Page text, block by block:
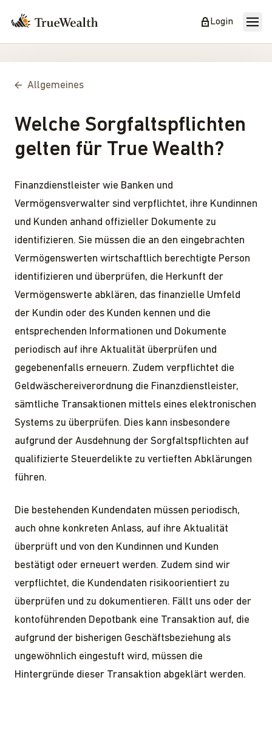
Login
Allgemeines
Welche Sorgfaltspflichten
gelten für True Wealth?
Finanzdienstleister wie Banken und
Vermögensverwalter sind verpflichtet, ihre Kundinnen
und Kunden anhand offizieller Dokumente zu
identifizieren. Sie müssen die an den eingebrachten
Vermögenswerten wirtschaftlich berechtigte Person
identifizieren und überprüfen, die Herkunft der
Vermögenswerte abklären, das finanzielle Umfeld
der Kundin oder des Kunden kennen und die
entsprechenden Informationen und Dokumente
periodisch auf ihre Aktualität überprüfen und
gegebenenfalls erneuern. Zudem verpflichtet die
Geldwäschereiverordnung die Finanzdienstleister,
sämtliche Transaktionen mittels eines elektronischen
Systems zu überprüfen. Dies kann insbesondere
aufgrund der Ausdehnung der Sorgfaltspflichten auf
qualifizierte Steuerdelikte zu vertieften Abklärungen
führen.
Die bestehenden Kundendaten müssen periodisch,
auch ohne konkreten Anlass, auf ihre Aktualität
überprüft und von den Kundinnen und Kunden
bestätigt oder erneuert werden. Zudem sind wir
verpflichtet, die Kundendaten risikoorientiert zu
überprüfen und zu dokumentieren. Fällt uns oder der
kontoführenden Depotbank eine Transaktion auf, die
aufgrund der bisherigen Geschäftsbeziehung als
ungewöhnlich eingestuft wird, müssen die
Hintergründe dieser Transaktion abgeklärt werden.